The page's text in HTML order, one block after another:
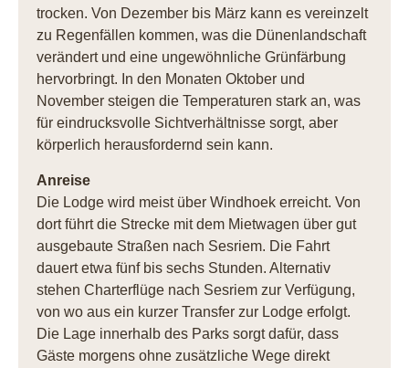
trocken. Von Dezember bis März kann es vereinzelt
zu Regenfällen kommen, was die Dünenlandschaft
verändert und eine ungewöhnliche Grünfärbung
hervorbringt. In den Monaten Oktober und
November steigen die Temperaturen stark an, was
für eindrucksvolle Sichtverhältnisse sorgt, aber
körperlich herausfordernd sein kann.
Anreise
Die Lodge wird meist über Windhoek erreicht. Von
dort führt die Strecke mit dem Mietwagen über gut
ausgebaute Straßen nach Sesriem. Die Fahrt
dauert etwa fünf bis sechs Stunden. Alternativ
stehen Charterflüge nach Sesriem zur Verfügung,
von wo aus ein kurzer Transfer zur Lodge erfolgt.
Die Lage innerhalb des Parks sorgt dafür, dass
Gäste morgens ohne zusätzliche Wege direkt